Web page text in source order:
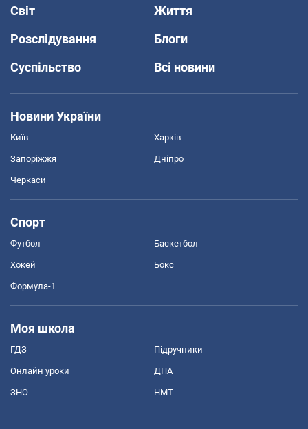
Світ
Життя
Розслідування
Блоги
Суспільство
Всі новини
Новини України
Київ Харків
Запоріжжя Дніпро
Черкаси
Спорт
Футбол Баскетбол
Хокей Бокс
Формула-1
Моя школа
ГДЗ Підручники
Онлайн уроки ДПА
ЗНО НМТ